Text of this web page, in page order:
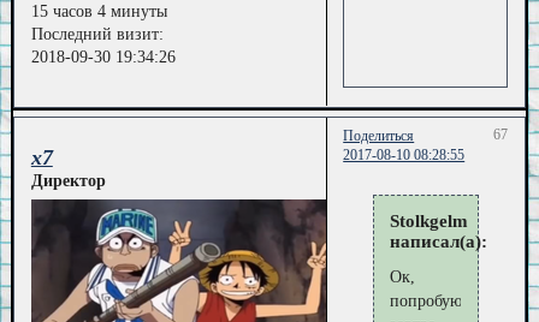
15 часов 4 минуты
Последний визит:
2018-09-30 19:34:26
Поделиться
67
2017-08-10 08:28:55
x7
Директор
Stolkgelm
написал(а):
Ок,
попробую